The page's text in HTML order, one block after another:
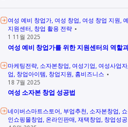
여성 예비 창업가 여성 창업 여성 창업 지원
지원센터 창업 활용 전략
1 11월 2025
여성 예비 창업가를 위한 지원센터의 역할
마케팅전략 소자본창업 여성기업 여성사업자
업 창업아이템 창업지원 홈비즈니스
18 7월 2025
여성 소자본 창업 성공법
네이버스마트스토어 부업추천 소자본창업
인쇼핑몰창업 온라인판매 재택창업 창업성